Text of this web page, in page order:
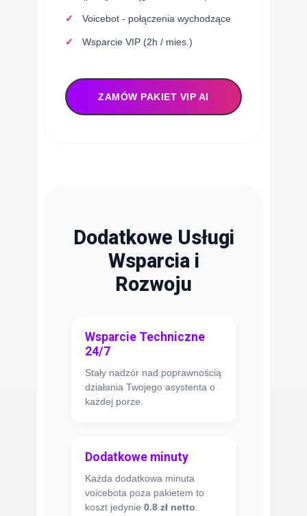
Voicebot - połączenia wychodzące
Wsparcie VIP (2h / mies.)
ZAMÓW PAKIET VIP AI
Dodatkowe Usługi
Wsparcia i
Rozwoju
Wsparcie Techniczne
24/7
Stały nadzór nad poprawnością
działania Twojego asystenta o
każdej porze.
Dodatkowe minuty
Każda dodatkowa minuta
voicebota poza pakietem to
koszt jedynie 0.8 zł netto.